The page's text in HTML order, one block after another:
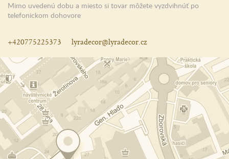
Mimo uvedenú dobu a miesto si tovar môžete vyzdvihnúť po
telefonickom dohovore
+420775225373 lyradecor@lyradecor.cz